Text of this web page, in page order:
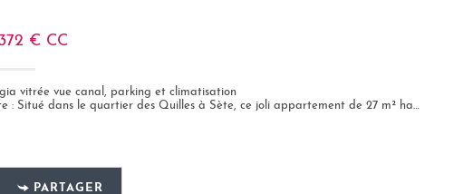
€ CC
vitrée vue canal, parking et climatisation
dans le quartier des Quilles à Sète, ce joli appartement de 27 m² habitables climatisé...
PARTAGER